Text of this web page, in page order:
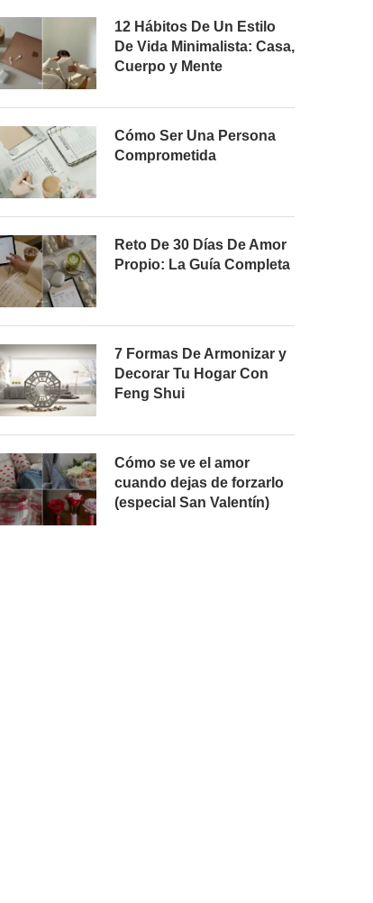
12 Hábitos De Un Estilo
De Vida Minimalista: Casa,
Cuerpo y Mente
Cómo Ser Una Persona
Comprometida
Reto De 30 Días De Amor
Propio: La Guía Completa
7 Formas De Armonizar y
Decorar Tu Hogar Con
Feng Shui
Cómo se ve el amor
cuando dejas de forzarlo
(especial San Valentín)